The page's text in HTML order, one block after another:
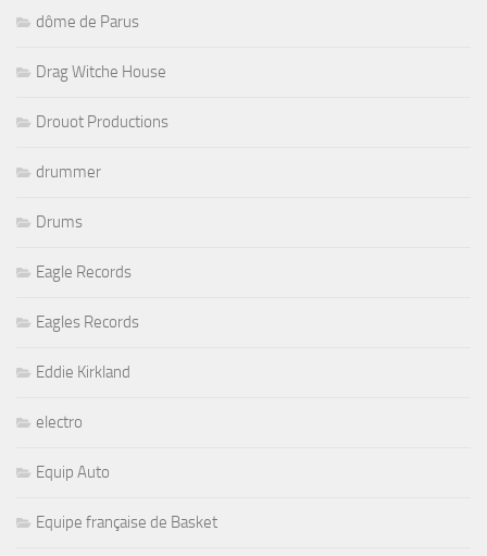
dôme de Parus
Drag Witche House
Drouot Productions
drummer
Drums
Eagle Records
Eagles Records
Eddie Kirkland
electro
Equip Auto
Equipe française de Basket